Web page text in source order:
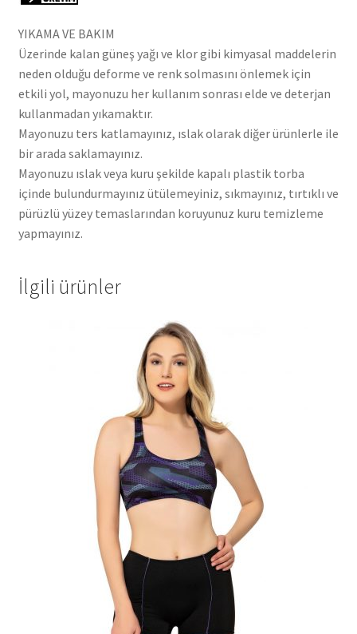
YIKAMA VE BAKIM
Üzerinde kalan güneş yağı ve klor gibi kimyasal maddelerin
neden olduğu deforme ve renk solmasını önlemek için
etkili yol, mayonuzu her kullanım sonrası elde ve deterjan
kullanmadan yıkamaktır.
Mayonuzu ters katlamayınız, ıslak olarak diğer ürünlerle ile
bir arada saklamayınız.
Mayonuzu ıslak veya kuru şekilde kapalı plastik torba
içinde bulundurmayınız ütülemeyiniz, sıkmayınız, tırtıklı ve
pürüzlü yüzey temaslarından koruyunuz kuru temizleme
yapmayınız.
İlgili ürünler